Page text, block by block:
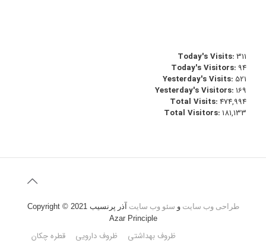
Today's Visits:311
Today's Visitors: 94
Yesterday's Visits: 521
Yesterday's Visitors:169
Total Visits:474,994
Total Visitors:181,133
طراحی وب سایت و سئو وب سایت آذر پرنسیب Copyright © 2021
Azar Principle
ظروف بهداشتی ظروف دارویی قطره چکان